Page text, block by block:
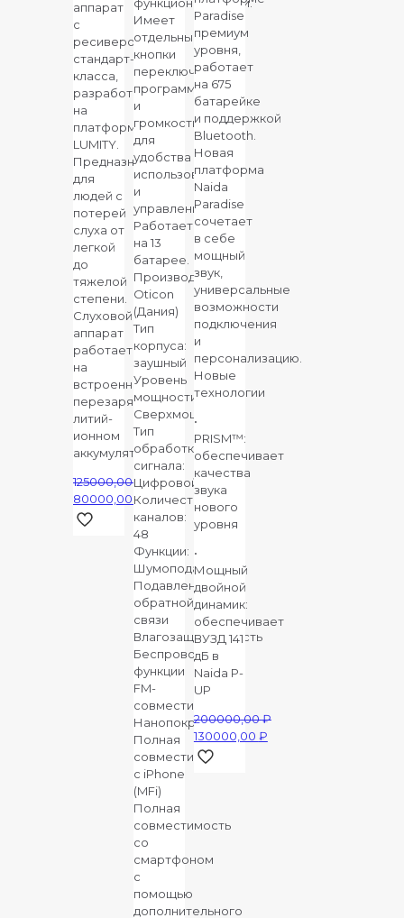
аппарат
с
ресивером,
стандарт-
класса,
разработанный
на
платформе
LUMITY.
Предназначен
для
людей с
потерей
слуха от
легкой
до
тяжелой
степени.
Слуховой
аппарат
работает
на
встроенном
перезаряжаемом
литий-
ионном
аккумуляторе.
125000,00 ₽
Первоначальная
цена
составляла
125000,00 ₽.
80000,00₽
Текущая
80000,00 ₽.
Имеет
отдельные
кнопки
переключения
программ
и
громкости
для
удобства
использования
и
управления.
Работает
на 13
батарее.
Производитель:
Oticon
(Дания)
Тип
корпуса:
заушный
Уровень
мощности:
Сверхмощный
Тип
обработки
сигнала:
Цифровой
Количество
каналов:
48
Функции:
Шумоподавление
Подавление
обратной
связи
Влагозащищенность
Беспроводные
функции
FM-
совместимость
Нанопокрытие
Полная
совместимость
с iPhone
(MFi)
Полная
совместимость
со
смартфоном
с
помощью
дополнительного
Paradise
премиум
уровня,
работает
на 675
батарейке
и поддержкой
Bluetooth.
Новая
платформа
Naida
Paradise
сочетает
в себе
мощный
звук,
универсальные
возможности
подключения
и
персонализацию.
Новые
технологии
•
PRISM™:
обеспечивает
качества
звука
нового
уровня
•
Мощный
двойной
динамик:
обеспечивает
ВУЗД 141
дБ в
Naida P-
UP
200000,00₽
Первоначальная
цена
составляла
130000,00 ₽
Текущая
цена: